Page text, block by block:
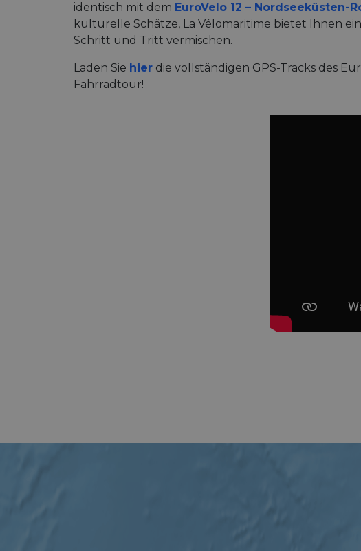
identisch mit dem EuroVelo 12 – Nordseeküsten-
kulturelle Schätze, La Vélomaritime bietet Ihnen
Schritt und Tritt vermischen.
Laden Sie hier die vollständigen GPS-Tracks des
Fahrradtour!